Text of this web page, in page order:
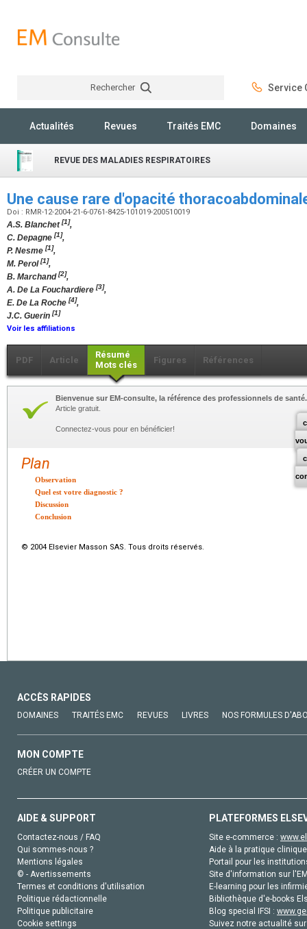
Rechercher Service
Actualités Revues Traités EMC Domaines
REVUE DES MALADIES RESPIRATOIRES
Une cause rare d'opacité
Doi : RMR-12-2004-21-6-0761-8425-101019-200510019
A.S. Blanchet[1],
C. Depagne [1],
P. Nesme [1],
M. Perol[1],
B. Marchand[2],
A. De La Fouchardiere [3],
E. De La Roche [4],
J.C. Guerin [1]
Voir les affiliations
PDF Article
Résumé
Mots clés
Figures Références
Bienvenue sur EM-consulte, la référence des professionnels de santé.
Article gratuit.
Connectez-vous pour en bénéficier!
Plan
Observation
Quel est votre diagnostic ?
Discussion
Conclusion
© 2004 Elsevier Masson SAS. Tous droits réservés.
ACCÈS RAPIDES
DOMAINES TRAITÉS EMC REVUES LIVRES NOS FORMULES
MON COMPTE
CRÉER UN COMPTE
AIDE & SUPPORT
Contactez-nous / FAQ
Qui sommes-nous ?
Mentions légales
© - Avertissements
Termes et conditions d'utilisation
Politique rédactionnelle
Politique publicitaire
Cookie settings
PLATEFORMES
Site e-commerce :
Aide à la pratique
Portail pour les
Site d'information sur
E-learning pour les
Bibliothèque d'e-books
Blog special IFSI :
Suivez notre actualité